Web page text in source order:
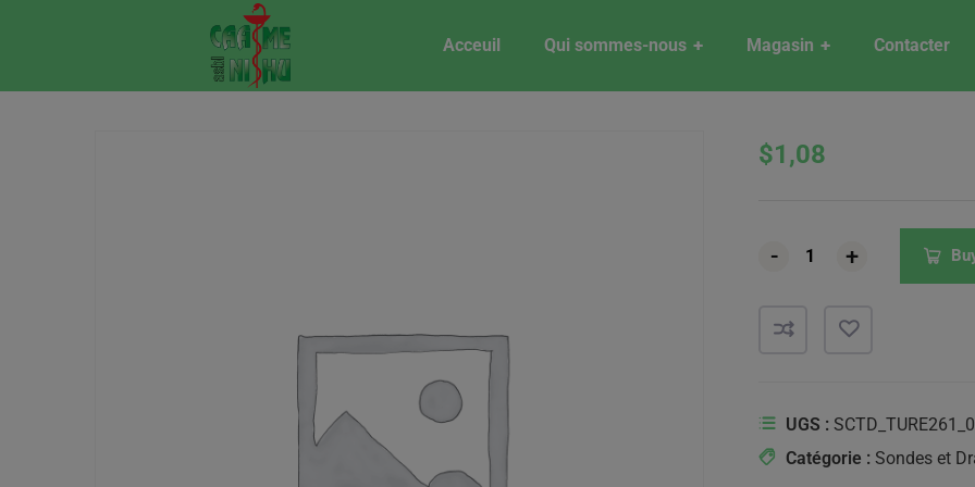
Acceuil Qui sommes-nous Magasin Contacter
$1,08
- +
- +
- +
UGS : SCTD_TURE261_0
Catégorie : Sondes et